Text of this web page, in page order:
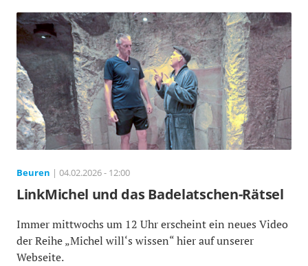
Beuren | 04.02.2026 - 12:00
LinkMichel und das Badelatschen-Rätsel
Immer mittwochs um 12 Uhr erscheint ein neues Video
der Reihe „Michel will‘s wissen“ hier auf unserer
Webseite.